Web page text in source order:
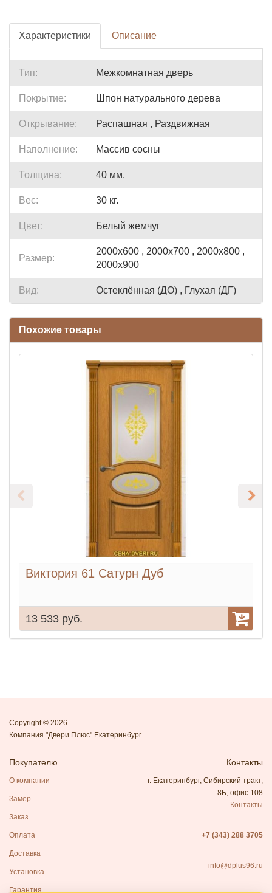
Характеристики Описание
Тип: Межкомнатная дверь
Покрытие: Шпон натурального дерева
Открывание: Распашная , Раздвижная
Наполнение: Массив сосны
Толщина: 40 мм.
Вес: 30 кг.
Цвет: Белый жемчуг
Размер:
2000x600 , 2000x700 , 2000x800 ,
2000x900
Вид: Остеклённая (ДО) , Глухая (ДГ)
Похожие товары
Виктория 61 Сатурн Дуб
13 533 руб.
Copyright © 2026.
Компания "Двери Плюс" Екатеринбург
Покупателю
О компании
Замер
Заказ
Оплата
Доставка
Установка
Гарантия
Контакты
г. Екатеринбург, Сибирский тракт,
8Б, офис 108
Контакты
+7 (343) 288 3705
info@dplus96.ru